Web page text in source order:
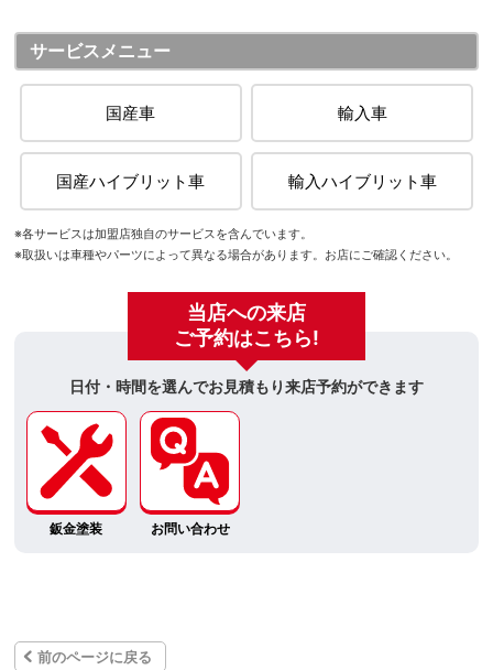
サービスメニュー
国産車 輸入車
国産ハイブリット車 輸入ハイブリット車
※各サービスは加盟店独自のサービスを含んでいます。
※取扱いは車種やパーツによって異なる場合があります。お店にご確認ください。
当店への来店
ご予約はこちら!
日付・時間を選んでお見積もり来店予約ができます
鈑金塗装 お問い合わせ
前のページに戻る